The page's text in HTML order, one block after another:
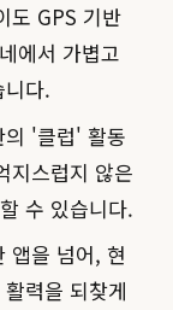
도 GPS 기반
에서 가볍고
다.
의 '클럽' 활동
지스럽지 않은
수 있습니다.
앱을 넘어, 현
력을 되찾게